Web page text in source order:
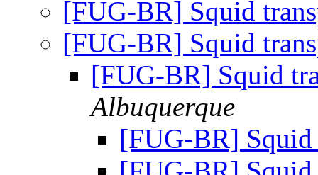
[FUG-BR] Squid
[FUG-BR] Squid
[FUG-BR] Squid
Albuquerque
[FUG-BR] Squid